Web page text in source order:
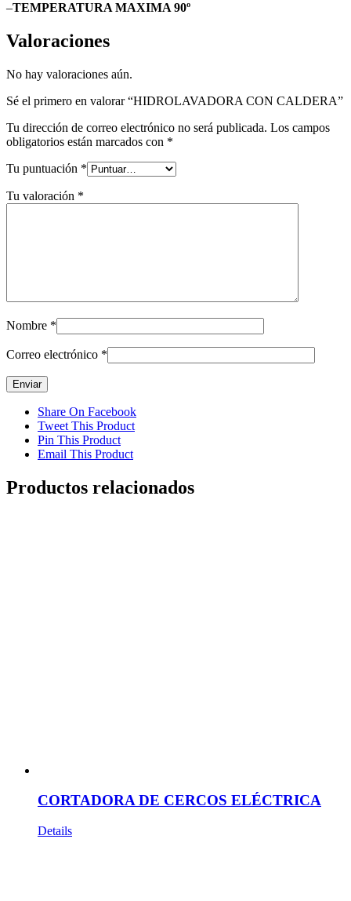
–TEMPERATURA MAXIMA 90º
Valoraciones
No hay valoraciones aún.
Sé el primero en valorar “HIDROLAVADORA CON CALDERA”
Tu dirección de correo electrónico no será publicada. Los campos
obligatorios están marcados con *
Tu puntuación *
Tu valoración *
Nombre *
Correo electrónico *
Share On Facebook
Tweet This Product
Pin This Product
Email This Product
Productos relacionados
CORTADORA DE CERCOS ELÉCTRICA
Details